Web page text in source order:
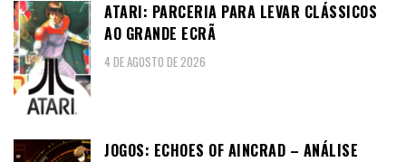
ATARI: PARCERIA PARA LEVAR CLÁSSICOS
AO GRANDE ECRÃ
4 DE AGOSTO DE 2026
JOGOS: ECHOES OF AINCRAD – ANÁLISE